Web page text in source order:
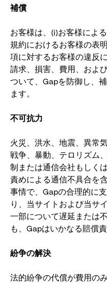
補償
お客様は、(i)お客様によ
規約におけるお客様の表
項に対するお客様の違反
請求、損害、費用、およ
ついて、Gapを防御し、
ます。
不可抗力
火災、洪水、地震、異常
戦争、暴動、テロリズム
制または通信会社もしく
責めによる通信不具合を
事情で、Gapの合理的に
り、当サイトおよび当サ
一部について遅延または
も、Gapはいかなる賠償
紛争の解決
法的紛争の代償が費用の